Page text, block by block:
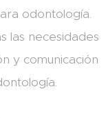
odontología.
las necesidades
y comunicación